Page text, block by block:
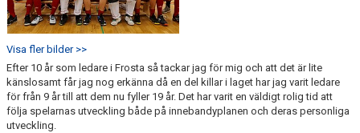
Visa fler bilder >>
Efter 10 år som ledare i Frosta så tackar jag för mig och att det är lite
känslosamt får jag nog erkänna då en del killar i laget har jag varit ledare
för från 9 år till att dem nu fyller 19 år. Det har varit en väldigt rolig tid att
följa spelarnas utveckling både på innebandyplanen och deras personliga
utveckling.